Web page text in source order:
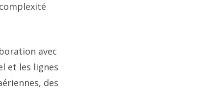
avec
et les lignes
des